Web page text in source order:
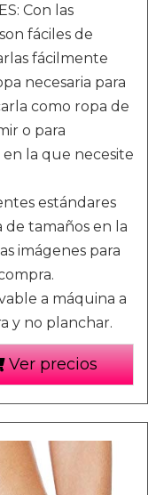
Con las
fáciles de
fácilmente
necesaria para
como ropa de
o para
la que necesite
estándares
tamaños en la
imágenes para
a máquina a
y no planchar.
Ver precios